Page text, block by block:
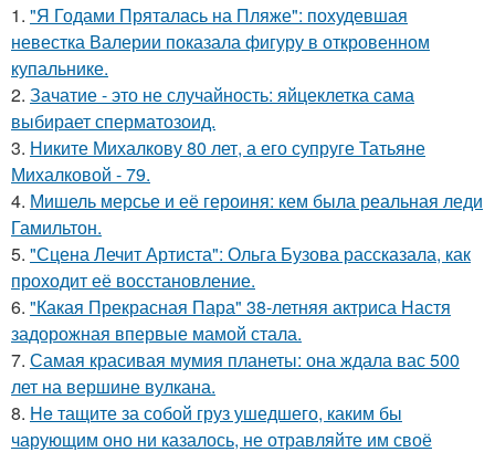
1. "Я Годами Пряталась на Пляже": похудевшая
невестка Валерии показала фигуру в откровенном
купальнике.
2. Зачатие - это не случайность: яйцеклетка сама
выбирает сперматозоид.
3. Никите Михалкову 80 лет, а его супруге Татьяне
Михалковой - 79.
4. Мишель мерсье и её героиня: кем была реальная леди
Гамильтон.
5. "Сцена Лечит Артиста": Ольга Бузова рассказала, как
проходит её восстановление.
6. "Какая Прекрасная Пара" 38-летняя актриса Настя
задорожная впервые мамой стала.
7. Самая красивая мумия планеты: она ждала вас 500
лет на вершине вулкана.
8. He тащите за собой груз ушедшего, каким бы
чарующим оно ни казалось, не отравляйте им своё